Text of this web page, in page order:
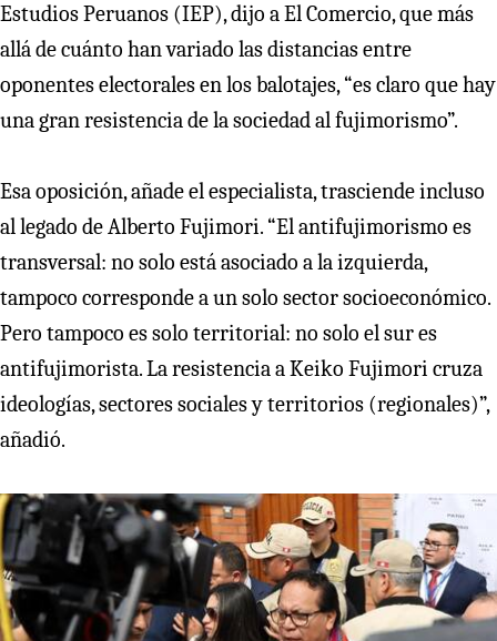
Estudios Peruanos (IEP), dijo a El Comercio, que más
allá de cuánto han variado las distancias entre
oponentes electorales en los balotajes, “es claro que hay
una gran resistencia de la sociedad al fujimorismo”.
Esa oposición, añade el especialista, trasciende incluso
al legado de Alberto Fujimori. “El antifujimorismo es
transversal: no solo está asociado a la izquierda,
tampoco corresponde a un solo sector socioeconómico.
Pero tampoco es solo territorial: no solo el sur es
antifujimorista. La resistencia a Keiko Fujimori cruza
ideologías, sectores sociales y territorios (regionales)”,
añadió.